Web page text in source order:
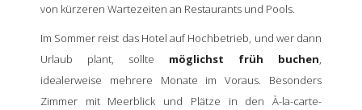
von kürzeren Wartezeiten an Restaurants und Pools.
Im Sommer reist das Hotel auf Hochbetrieb, und wer dann
Urlaub plant, sollte möglichst früh buchen,
idealerweise mehrere Monate im Voraus. Besonders
Zimmer mit Meerblick und Plätze in den À-la-carte-